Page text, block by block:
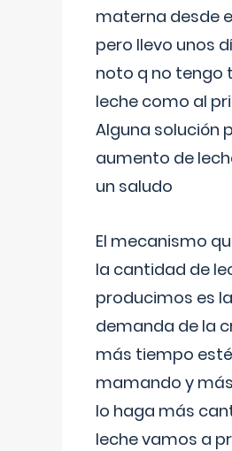
materna desde
pero llevo unos
noto q no tengo
leche como al
Alguna solución
aumento de
un saludo
El mecanismo
la cantidad de
producimos es la
demanda de la
más tiempo esté
mamando y
lo haga más
leche vamos a